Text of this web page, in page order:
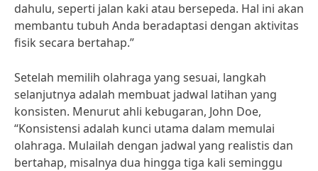
dahulu, seperti jalan kaki atau bersepeda. Hal ini akan
membantu tubuh Anda beradaptasi dengan aktivitas
fisik secara bertahap.”
Setelah memilih olahraga yang sesuai, langkah
selanjutnya adalah membuat jadwal latihan yang
konsisten. Menurut ahli kebugaran, John Doe,
“Konsistensi adalah kunci utama dalam memulai
olahraga. Mulailah dengan jadwal yang realistis dan
bertahap, misalnya dua hingga tiga kali seminggu